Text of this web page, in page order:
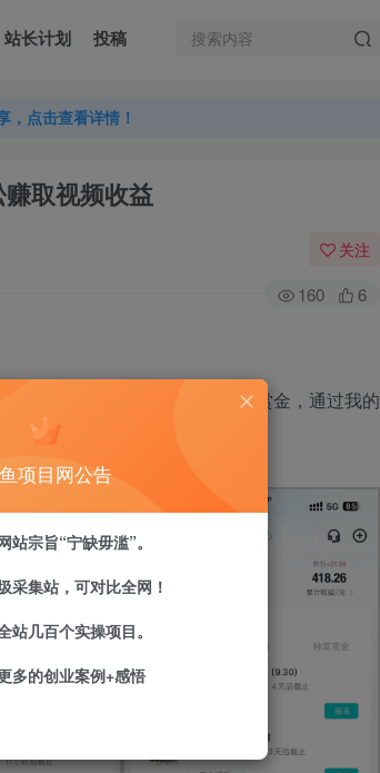
站长计划 投稿
点击查看详情！
，点击查看详情！
取视频收益
关注
160 6
各种互动率来给你这个作品发赏金，通过我的
项目网公告
宗旨“宁缺毋滥”。
采集站，可对比全网！
站几百个实操项目。
多的创业案例+感悟